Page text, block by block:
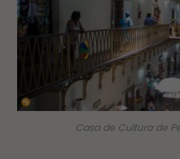
Casa de Cultura de